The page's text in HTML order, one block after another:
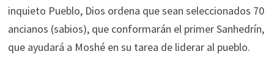
inquieto Pueblo, Dios ordena que sean seleccionados 70
ancianos (sabios), que conformarán el primer Sanhedrín,
que ayudará a Moshé en su tarea de liderar al pueblo.